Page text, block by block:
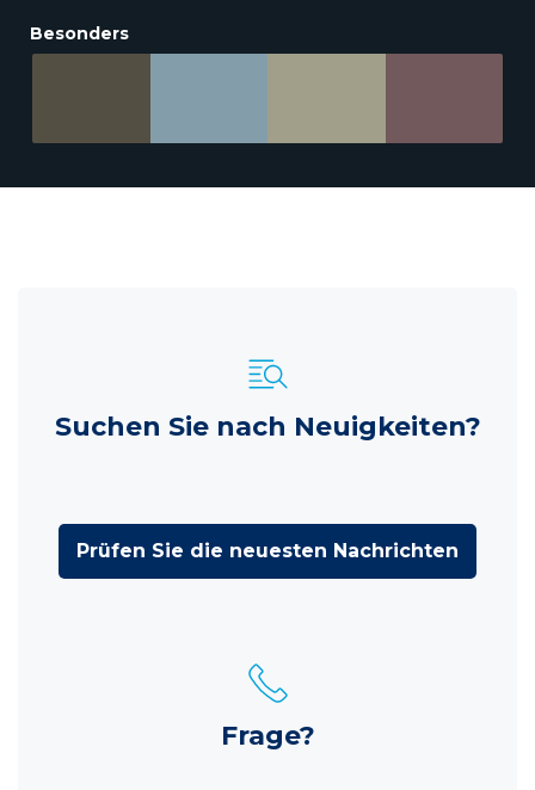
Besonders
Suchen Sie nach Neuigkeiten?
Prüfen Sie die neuesten Nachrichten
Frage?